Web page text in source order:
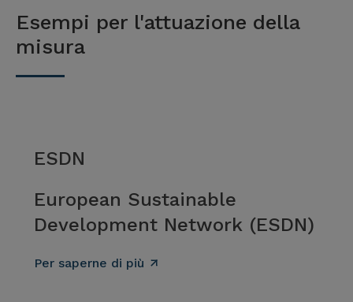
Esempi per l'attuazione della
misura
ESDN
European Sustainable
Development Network (ESDN)
Per saperne di più